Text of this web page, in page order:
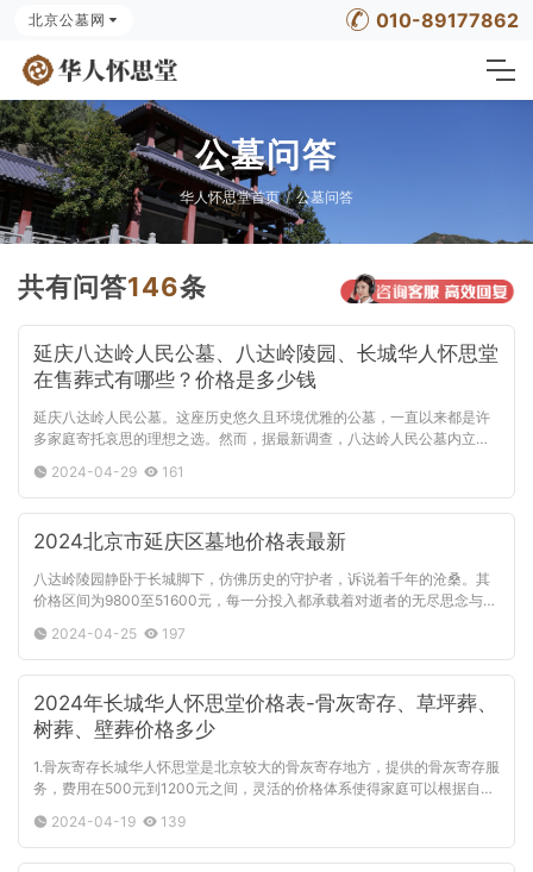
北京公墓网 010-89177862
公墓问答
华人怀思堂首页 公墓问答
共有问答146条
延庆八达岭人民公墓、八达岭陵园、长城华人怀思堂
在售葬式有哪些？价格是多少钱
延庆八达岭人民公墓。这座历史悠久且环境优雅的公墓，一直以来都是许
多家庭寄托哀思的理想之选。然而，据最新调查，八达岭人民公墓内立碑
2024-04-29 161
2024北京市延庆区墓地价格表最新
八达岭陵园静卧于长城脚下，仿佛历史的守护者，诉说着千年的沧桑。其
价格区间为9800至51600元，每一分投入都承载着对逝者的无尽思念与敬
的温馨
2024-04-25 197
2024年长城华人怀思堂价格表-骨灰寄存、草坪葬、
树葬、壁葬价格多少
1.骨灰寄存长城华人怀思堂是北京较大的骨灰寄存地方，提供的骨灰寄存服
务，费用在500元到1200元之间，灵活的价格体系使得家庭可以根据自身
2024-04-19 139